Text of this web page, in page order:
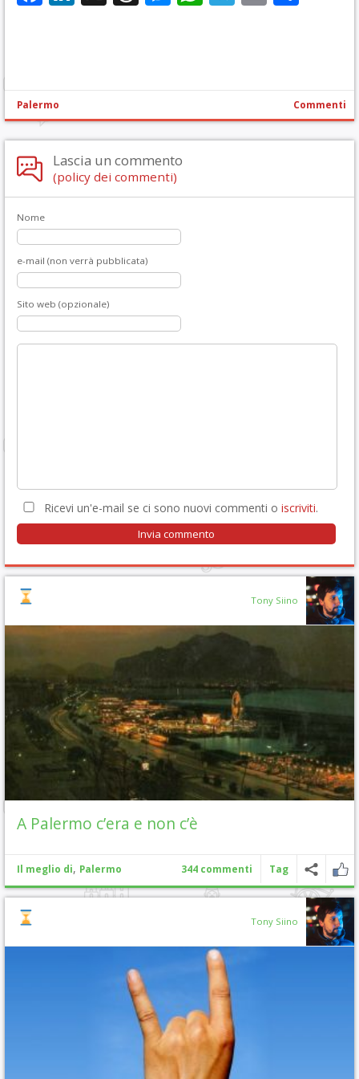
Palermo Commenti
Lascia un commento
(policy dei commenti)
Nome
e-mail (non verrà pubblicata)
Sito web (opzionale)
Ricevi un'e-mail se ci sono nuovi commenti o iscriviti.
Tony Siino
A Palermo c’era e non c’è
Il meglio di, Palermo 344 commenti Tag
Tony Siino